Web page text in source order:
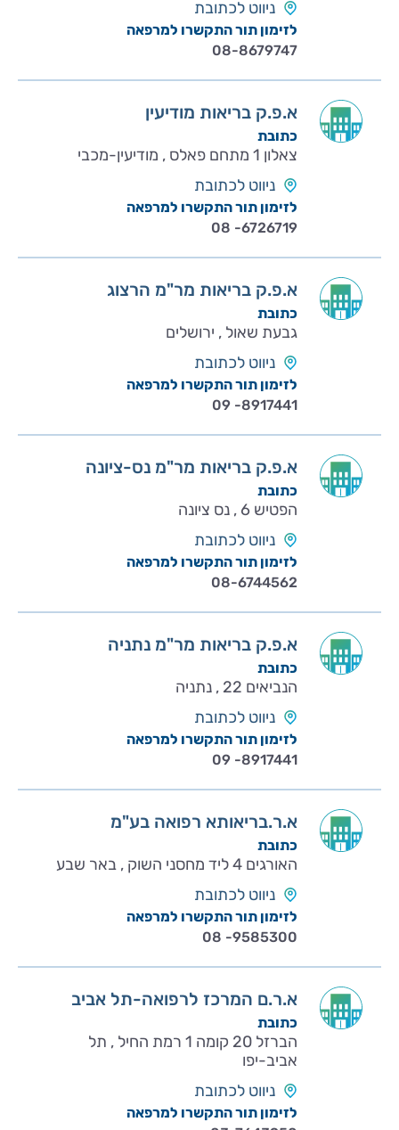
ניווט לכתובת
לזימון תור התקשרו למרפאה
08-8679747
א.פ.ק בריאות מודיעין
כתובת
צאלון 1 מתחם פאלס , מודיעין-מכבי
ניווט לכתובת
לזימון תור התקשרו למרפאה
08 -6726719
א.פ.ק בריאות מר"מ הרצוג
כתובת
גבעת שאול , ירושלים
ניווט לכתובת
לזימון תור התקשרו למרפאה
09 -8917441
א.פ.ק בריאות מר"מ נס-ציונה
כתובת
הפטיש 6 , נס ציונה
ניווט לכתובת
לזימון תור התקשרו למרפאה
08-6744562
א.פ.ק בריאות מר"מ נתניה
כתובת
הנביאים 22 , נתניה
ניווט לכתובת
לזימון תור התקשרו למרפאה
09 -8917441
א.ר.בריאותא רפואה בע"מ
כתובת
האורגים 4 ליד מחסני השוק , באר שבע
ניווט לכתובת
לזימון תור התקשרו למרפאה
08 -9585300
א.ר.ם המרכז לרפואה-תל אביב
כתובת
הברזל 20 קומה 1 רמת החיל , תל
אביב-יפו
ניווט לכתובת
לזימון תור התקשרו למרפאה